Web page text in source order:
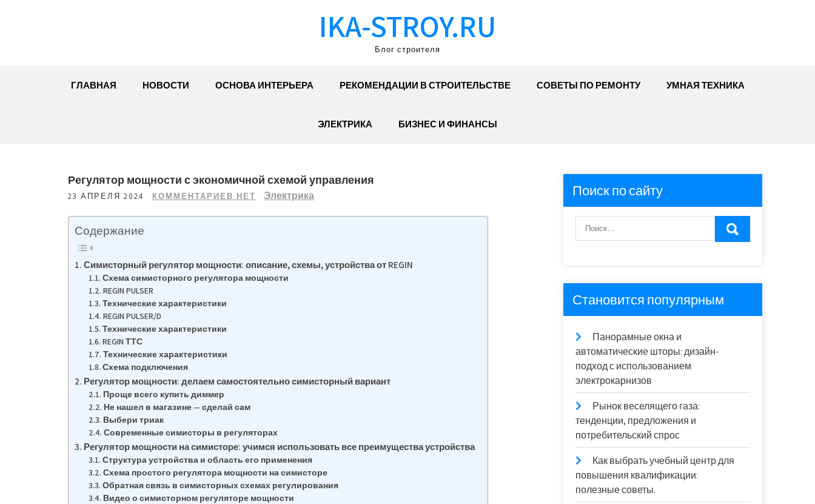
IKA-STROY.RU
Блог строителя
ГЛАВНАЯ НОВОСТИ ОСНОВА ИНТЕРЬЕРА РЕКОМЕНДАЦИИ В СТРОИТЕЛЬСТВЕ СОВЕТЫ ПО РЕМОНТУ УМНАЯ ТЕХНИКА
ЭЛЕКТРИКА БИЗНЕС И ФИНАНСЫ
Регулятор мощности с экономичной схемой управления
23 АПРЕЛЯ 2024 КОММЕНТАРИЕВ НЕТ Электрика
Содержание
Симисторный регулятор мощности: описание, схемы, устройства от REGIN
Схема симисторного регулятора мощности
REGIN PULSER
Технические характеристики
REGIN PULSER/D
Технические характеристики
REGIN ТТС
Технические характеристики
Схема подключения
Регулятор мощности: делаем самостоятельно симисторный вариант
Проще всего купить диммер
Не нашел в магазине — сделай сам
Выбери триак
Современные симисторы в регуляторах
Регулятор мощности на симисторе: учимся использовать все преимущества устройства
Структура устройства и область его применения
Схема простого регулятора мощности на симисторе
Обратная связь в симисторных схемах регулирования
Видео о симисторном регуляторе мощности
Поиск по сайту
Становится популярным
Панорамные окна и
автоматические шторы: дизайн-
подход с использованием
электрокарнизов
Рынок веселящего газа:
тенденции, предложения и
потребительский спрос
Как выбрать учебный центр для
повышения квалификации:
полезные советы.